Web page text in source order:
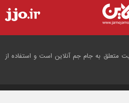
متعلق به جام جم آنلاین است و استفاده از